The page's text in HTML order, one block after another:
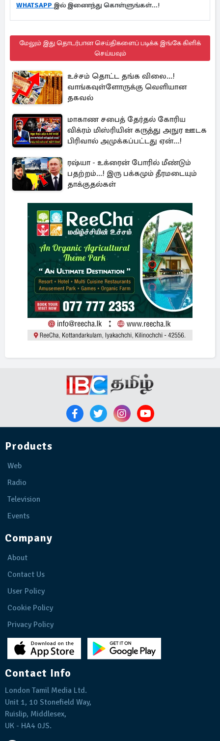
WHATSAPP இல் இணைந்து கொள்ளுங்கள்...!
மேலும் இது தொடர்பான செய்திகளைப் படிக்க இங்கே கிளிக்
செய்யவும்
உச்சம் தொட்ட தங்க விலை...!
வாங்கவுள்ளோருக்கு வெளியான
தகவல்
மாகாண சபைத் தேர்தல் கோரிய
விக்ரம் மிஸ்ரியின் கருத்து அநுர ஊடக
பிரிவால் அமுக்கப்பட்டது ஏன்...!
ரஷ்யா - உக்ரைன் போரில் மீண்டும்
பதற்றம்...! இரு பக்கமும் தீரமடையும்
தாக்குதல்கள்
Products
Web
Radio
Television
Events
Company
About
Contact Us
User Policy
Cookie Policy
Privacy Policy
Contact Info
London Tamil Media Ltd.
Unit 1, 10 Stonefield Way,
Ruislip, Middlesex,
UK - HA4 0JS.